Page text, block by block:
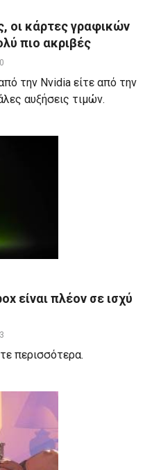
οι κάρτες γραφικών
πιο ακριβές
την Nvidia είτε από την
αυξήσεις τιμών.
είναι πλέον σε ισχύ
περισσότερα.